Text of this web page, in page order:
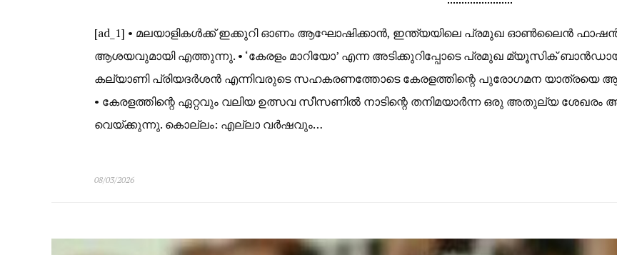
[ad_1] • മലയാളികള്‍ക്ക് ഇക്കുറി ഓണം ആഘോഷിക്കാന്‍, ഇന്ത്യയിലെ പ്രമുഖ ഓണ്‍ലൈന്‍
ആശയവുമായി എത്തുന്നു. • ‘കേരളം മാറിയോ’ എന്ന അടിക്കുറിപ്പോടെ പ്രമുഖ മ്യൂസിക്
കല്യാണി പ്രിയദര്‍ശന്‍ എന്നിവരുടെ സഹകരണത്തോടെ കേരളത്തിന്റെ പുരോഗമന യാത്രയെ
• കേരളത്തിന്റെ ഏറ്റവും വലിയ ഉത്സവ സീസണില്‍ നാടിന്റെ തനിമയാര്‍ന്ന ഒരു അതുല്യ ശേഖരം
വെയ്ക്കുന്നു. കൊല്ലം: എല്ലാ വര്‍ഷവും…
08/03/2026